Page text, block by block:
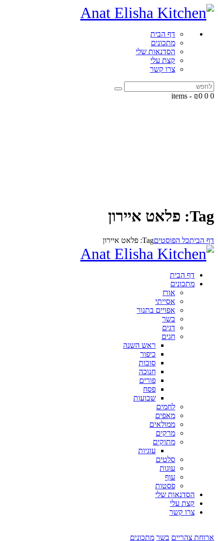
דף הבית
מתכונים
הסדנאות שלי
קצת עלי
צרו קשר
0 items
- ₪0 0
Tag: פלאט איירון
דף הביתכל הפוסטיםTag: פלאט איירון
דף הבית
מתכונים
אורז
אסייתי
אפויים בתנור
בשר
דגים
חגים
ראש השנה
כיפור
סוכות
חנוכה
פורים
פסח
שבועות
לחמים
מאפים
ממולאים
מרקים
מתוקים
עוגיות
סלטים
עוגות
עוף
פסטות
הסדנאות שלי
קצת עלי
צרו קשר
ארוחת צהריים בשר מתכונים